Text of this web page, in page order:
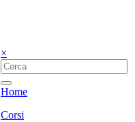
×
Home
Corsi